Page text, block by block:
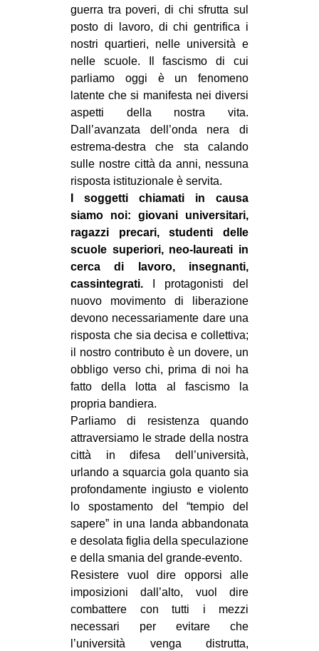
EVENTI
in
Fb
tw
bsky
SEARCH
guerra tra poveri, di chi sfrutta sul
posto di lavoro, di chi gentrifica i
nostri quartieri, nelle università e
nelle scuole. Il fascismo di cui
parliamo oggi è un fenomeno
latente che si manifesta nei diversi
aspetti della nostra vita.
Dall’avanzata dell’onda nera di
estrema-destra che sta calando
sulle nostre città da anni, nessuna
risposta istituzionale è servita.
I soggetti chiamati in causa
siamo noi: giovani universitari,
ragazzi precari, studenti delle
scuole superiori, neo-laureati in
cerca di lavoro, insegnanti,
cassintegrati. I protagonisti del
nuovo movimento di liberazione
devono necessariamente dare una
risposta che sia decisa e collettiva;
il nostro contributo è un dovere, un
obbligo verso chi, prima di noi ha
fatto della lotta al fascismo la
propria bandiera.
Parliamo di resistenza quando
attraversiamo le strade della nostra
città in difesa dell’università,
urlando a squarcia gola quanto sia
profondamente ingiusto e violento
lo spostamento del “tempio del
sapere” in una landa abbandonata
e desolata figlia della speculazione
e della smania del grande-evento.
Resistere vuol dire opporsi alle
imposizioni dall’alto, vuol dire
combattere con tutti i mezzi
necessari per evitare che
l’università venga distrutta,